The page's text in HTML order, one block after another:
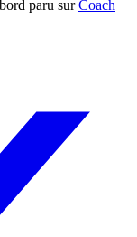
paru surCoach